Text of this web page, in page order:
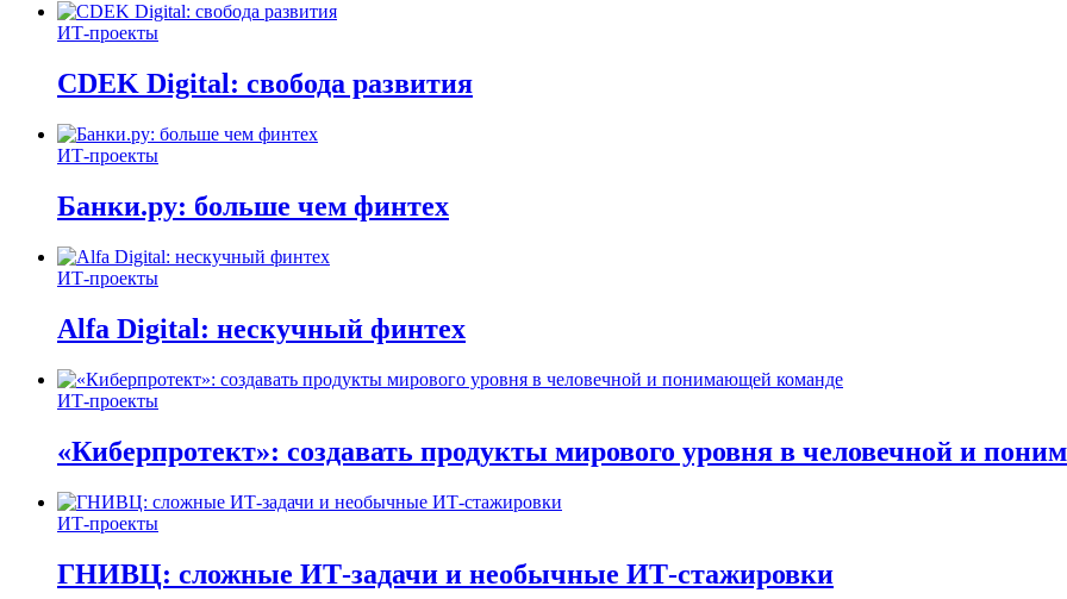
ИТ-проекты
CDEK Digital: свобода развития
ИТ-проекты
Банки.ру: больше чем финтех
ИТ-проекты
Alfa Digital: нескучный финтех
ИТ-проекты
«Киберпротект»: создавать продукты мирового уровня в человечной и
ИТ-проекты
ГНИВЦ: сложные ИТ‑задачи и необычные ИТ‑стажировки